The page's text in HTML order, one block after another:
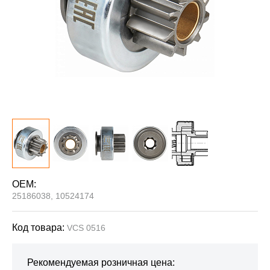
OEM:
25186038, 10524174
Код товара: VCS 0516
Рекомендуемая розничная цена: